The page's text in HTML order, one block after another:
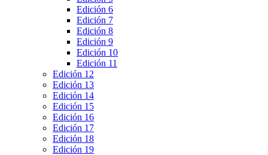
Edición 6
Edición 7
Edición 8
Edición 9
Edición 10
Edición 11
Edición 12
Edición 13
Edición 14
Edición 15
Edición 16
Edición 17
Edición 18
Edición 19